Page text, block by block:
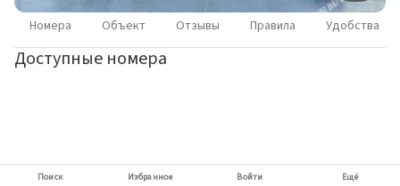
Номера Объект Отзывы Правила Удобства
Доступные номера
Поиск Избранное Войти Ещё